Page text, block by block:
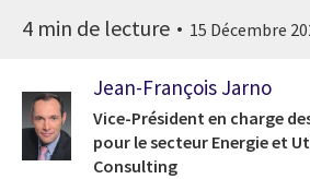
4 min de lecture 15 Décembre
Jean-François Jarno
Vice-Président en charge
pour le secteur Energie et
Consulting